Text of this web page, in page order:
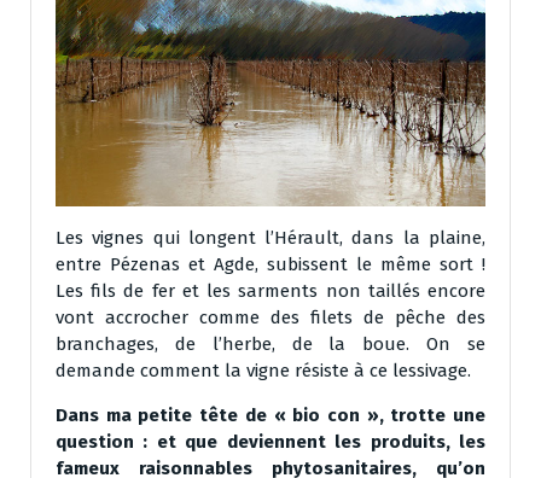
Les vignes qui longent l’Hérault, dans la plaine,
entre Pézenas et Agde, subissent le même sort !
Les fils de fer et les sarments non taillés encore
vont accrocher comme des filets de pêche des
branchages, de l’herbe, de la boue. On se
demande comment la vigne résiste à ce lessivage.
Dans ma petite tête de « bio con », trotte une
question : et que deviennent les produits, les
fameux raisonnables phytosanitaires, qu’on